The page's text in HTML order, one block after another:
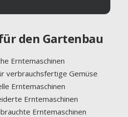
den Gartenbau
Erntemaschinen
verbrauchsfertige Gemüse
Erntemaschinen
Erntemaschinen
Erntemaschinen